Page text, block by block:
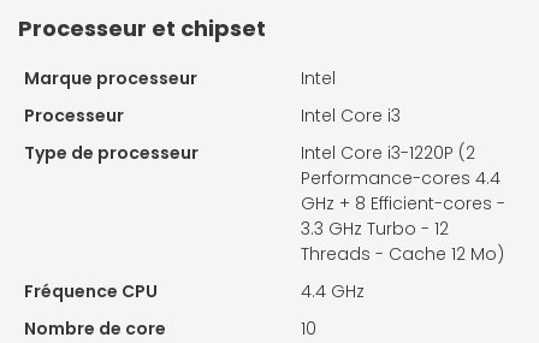
Processeur et chipset
Marque processeur
Intel
Processeur
Intel Core i3
Type de processeur
Intel Core i3-1220P (2
Performance-cores 4.4
GHz + 8 Efficient-cores -
3.3 GHz Turbo - 12
Threads - Cache 12 Mo)
Fréquence CPU
4.4 GHz
Nombre de core
10